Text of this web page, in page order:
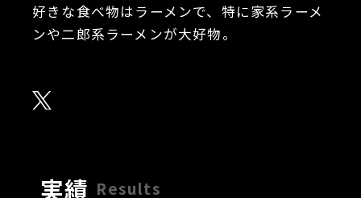
好きな食べ物はラーメンで、特に家系ラーメ
ンや二郎系ラーメンが大好物。
実績 Results